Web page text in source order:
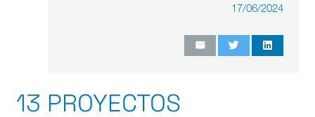
17/06/2024
13 PROYECTOS